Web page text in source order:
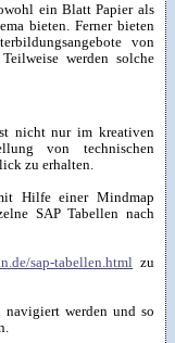
ein Blatt Papier als
bieten. Ferner bieten
von
werden solche
nicht nur im kreativen
von technischen
zu erhalten.
Hilfe einer Mindmap
SAP Tabellen nach
sap-tabellen.html zu
navigiert werden und so